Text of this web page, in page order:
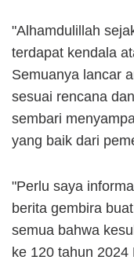
"Alhamdulillah
terdapat kendala
Semuanya lancar
sesuai rencana
sembari
yang baik dari
"Perlu saya
berita gembira
semua bahwa
ke 120 tahun